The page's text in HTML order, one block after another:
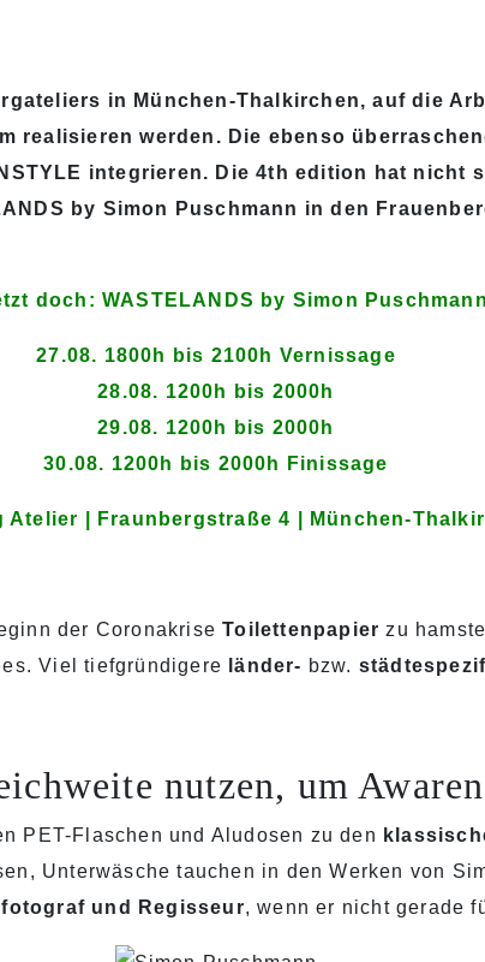
in München-Thalkirchen, auf die
realisieren werden. Die ebenso
integrieren. Die 4th edition hat nicht
by Simon Puschmann in den
doch: WASTELANDS by Simon
27.08. 1800h bis 2100h Vernissage
28.08. 1200h bis 2000h
29.08. 1200h bis 2000h
30.08. 1200h bis 2000h Finissage
Atelier | Fraunbergstraße 4 | München-
der CoronakriseToilettenpapier zu
Viel tiefgründigere länder- bzw.
nutzen, um
PET-Flaschen und Aludosen zu den
Unterwäsche tauchen in den Werken von
und Regisseur, wenn er nicht gerade